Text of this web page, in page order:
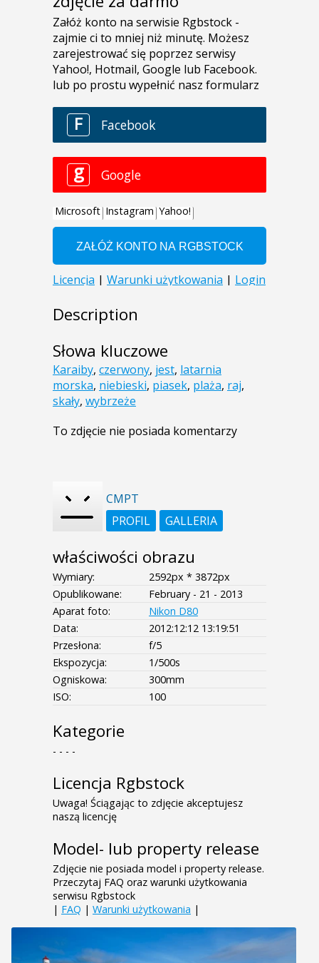
Description
Słowa kluczowe
Karaiby, czerwony, jest, latarnia
morska, niebieski, piasek, plaża, raj,
skały, wybrzeże
To zdjęcie nie posiada komentarzy
CMPT
PROFIL
GALLERIA
właściwości obrazu
Wymiary:
2592px * 3872px
Opublikowane:
February - 21 - 2013
Aparat foto:
Nikon D80
Data:
2012:12:12 13:19:51
Przesłona:
f/5
Ekspozycja:
1/500s
Ogniskowa:
300mm
ISO:
100
Kategorie
- - - -
Licencja Rgbstock
Uwaga! Ściągając to zdjęcie akceptujesz
naszą licencję
Model- lub property release
Zdjęcie nie posiada model i property release.
Przeczytaj FAQ oraz warunki użytkowania
serwisu Rgbstock
| FAQ | Warunki użytkowania |